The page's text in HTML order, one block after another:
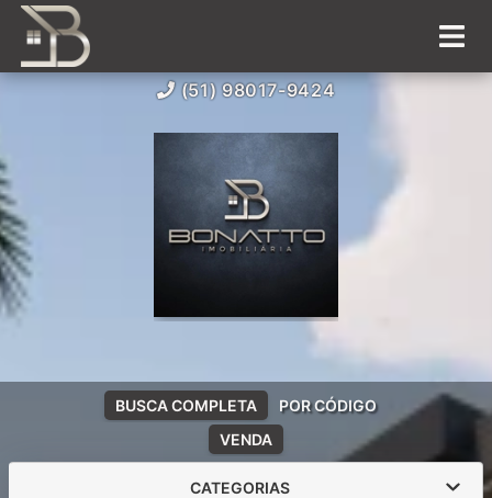
(51) 98017-9424
VENDA
BUSCA COMPLETA POR CÓDIGO
CATEGORIAS